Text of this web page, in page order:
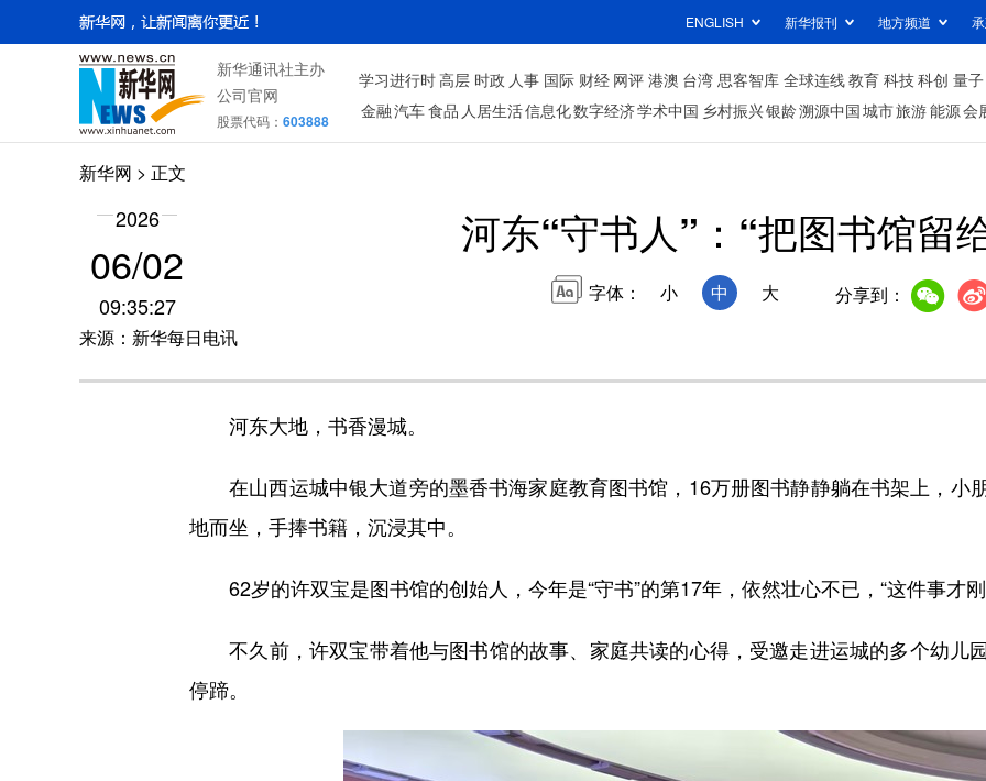
ENGLISH 新华报刊 地方频道
新华通讯社主办
公司官网
股票代码： 603888
学习进行时高层 时政 人事 国际 财经 网评 港澳 台湾 思客智库 全球连线教育 科技科创 量子
金融汽车食品 人居生活信息化数字经济学术中国 乡村振兴银龄溯源中国城市旅游能源会
新华网 > 正文
2026
06/02
09:35:27
来源：新华每日电讯
河东“守书人”：“把图书馆留
字体： 小 中 大 分享到：
河东大地，书香漫城。
在山西运城中银大道旁的墨香书海家庭教育图书馆，16万册图书静静躺在书架上，小
地而坐，手捧书籍，沉浸其中。
62岁的许双宝是图书馆的创始人，今年是“守书”的第17年，依然壮心不已，“这件事才
不久前，许双宝带着他与图书馆的故事、家庭共读的心得，受邀走进运城的多个幼儿
停蹄。